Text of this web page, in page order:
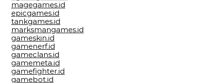
magegames.id
epicgames.id
tankgames.id
marksmangames.id
gameskin.id
gamenerf.id
gameclans.id
gamemeta.id
gamefighter.id
gamebot.id